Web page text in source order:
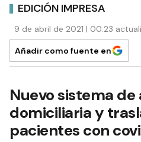
EDICIÓN IMPRESA
9 de abril de 2021 | 00:23
Añadir como fuente en
Nuevo sistema
domiciliaria y
pacientes con